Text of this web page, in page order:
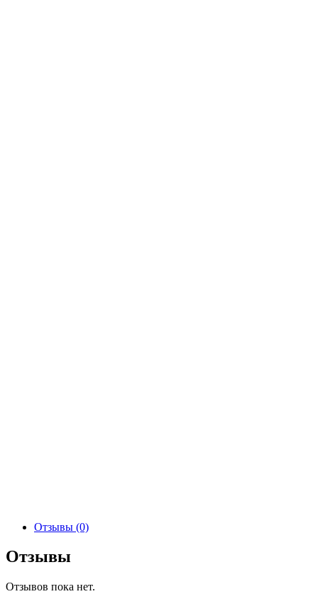
Отзывы (0)
Отзывы
Отзывов пока нет.